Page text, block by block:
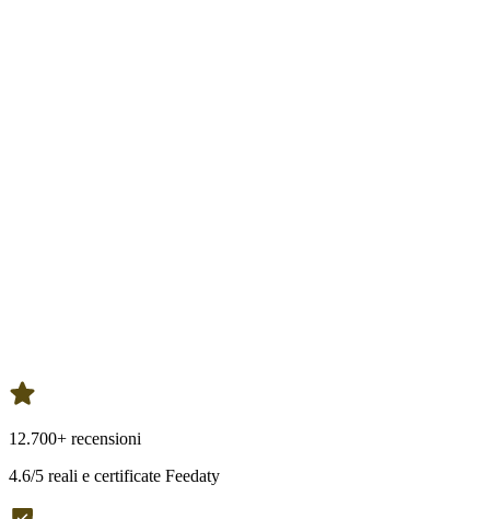
12.700+ recensioni
4.6/5 reali e certificate Feedaty